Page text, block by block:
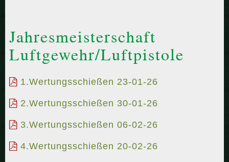
Jahresmeisterschaft
Luftgewehr/Luftpistole
1.Wertungsschießen 23-01-26
2.Wertungsschießen 30-01-26
3.Wertungsschießen 06-02-26
4.Wertungsschießen 20-02-26